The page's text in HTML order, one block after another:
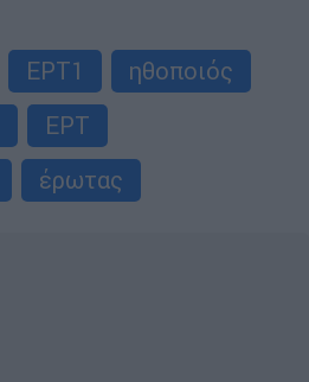
ΕΡΤ1
ηθοποιός
ΕΡΤ
έρωτας